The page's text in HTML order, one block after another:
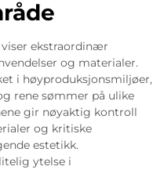
ekstraordinær
og materialer.
i høyproduksjonsmiljøer,
rene sømmer på ulike
gir nøyaktig kontroll
og kritiske
estetikk.
ytelse i